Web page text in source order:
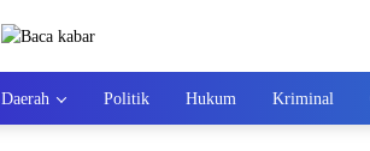
Daerah Politik Hukum Kriminal